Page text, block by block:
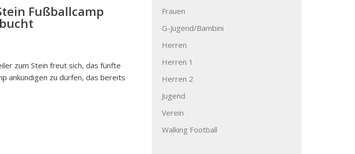
Fußballcamp
zum Stein freut sich, das fünfte
ankündigen zu dürfen, das bereits
Frauen
G-Jugend/Bambini
Herren
Herren 1
Herren 2
Jugend
Verein
Walking Football